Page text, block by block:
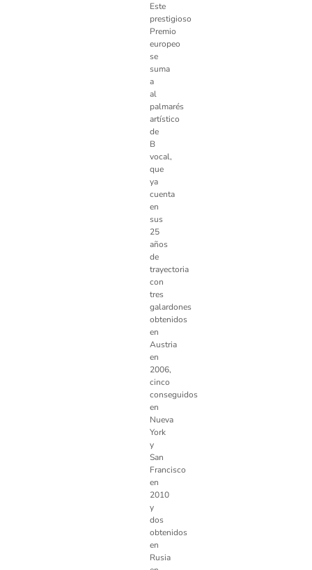
Este
prestigioso
Premio
europeo
se
suma
a
al
palmarés
artístico
de
B
vocal,
que
ya
cuenta
en
sus
25
años
de
trayectoria
con
tres
galardones
obtenidos
en
Austria
en
2006,
cinco
conseguidos
en
Nueva
York
y
San
Francisco
en
2010
y
dos
obtenidos
en
Rusia